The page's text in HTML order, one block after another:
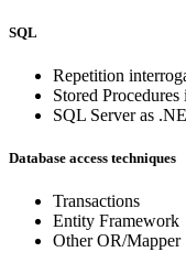
SQL
Repetition
Stored
SQL Server as
Database access techniques
Transactions
Entity Framework
Other OR/Mapper